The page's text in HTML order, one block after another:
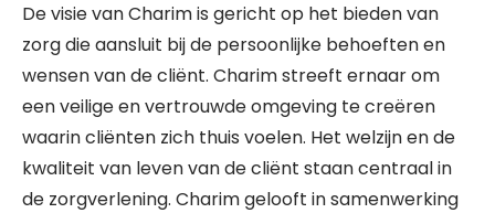
De visie van Charim is gericht op het bieden van
zorg die aansluit bij de persoonlijke behoeften en
wensen van de cliënt. Charim streeft ernaar om
een veilige en vertrouwde omgeving te creëren
waarin cliënten zich thuis voelen. Het welzijn en de
kwaliteit van leven van de cliënt staan centraal in
de zorgverlening. Charim gelooft in samenwerking